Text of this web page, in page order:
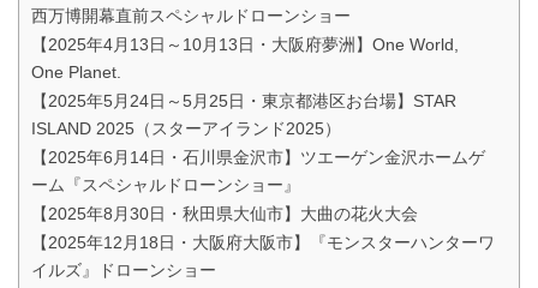
西万博開幕直前スペシャルドローンショー
【2025年4月13日～10月13日・大阪府夢洲】One World,
One Planet.
【2025年5月24日～5月25日・東京都港区お台場】STAR
ISLAND 2025（スターアイランド2025）
【2025年6月14日・石川県金沢市】ツエーゲン金沢ホームゲ
ーム『スペシャルドローンショー』
【2025年8月30日・秋田県大仙市】大曲の花火大会
【2025年12月18日・大阪府大阪市】『モンスターハンターワ
イルズ』ドローンショー